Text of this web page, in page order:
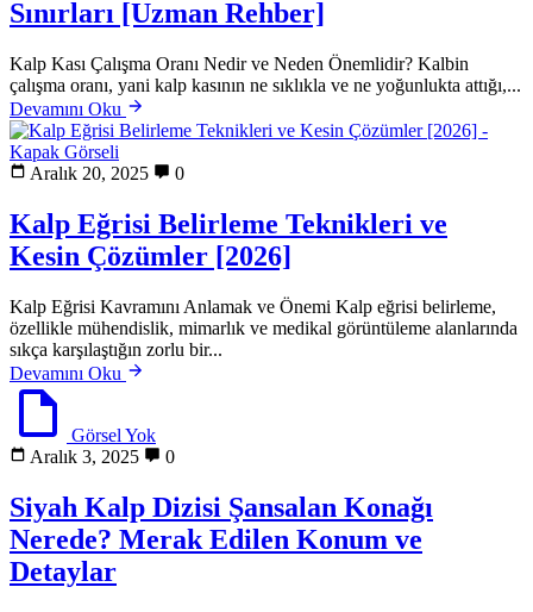
Sınırları [Uzman Rehber]
Kalp Kası Çalışma Oranı Nedir ve Neden Önemlidir? Kalbin
çalışma oranı, yani kalp kasının ne sıklıkla ve ne yoğunlukta attığı,...
Devamını Oku
Aralık 20, 2025 0
Kalp Eğrisi Belirleme Teknikleri ve
Kesin Çözümler [2026]
Kalp Eğrisi Kavramını Anlamak ve Önemi Kalp eğrisi belirleme,
özellikle mühendislik, mimarlık ve medikal görüntüleme alanlarında
sıkça karşılaştığın zorlu bir...
Devamını Oku
Görsel Yok
Aralık 3, 2025
0
Siyah Kalp Dizisi Şansalan Konağı
Nerede? Merak Edilen Konum ve
Detaylar